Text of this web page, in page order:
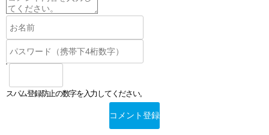
スパム登録防止の数字を入力してください。